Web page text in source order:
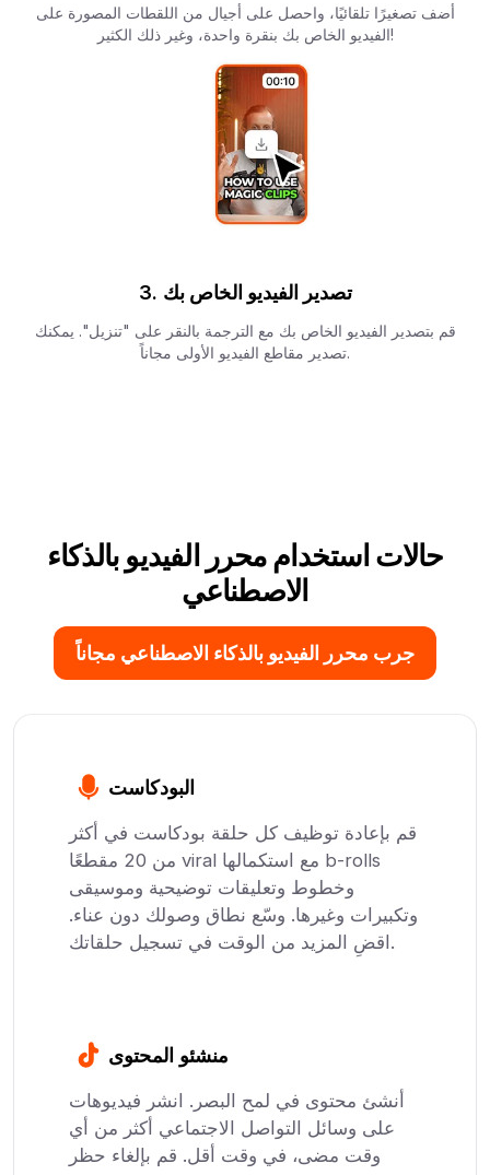
أضف تصغيرًا تلقائيًا، واحصل على أجيال من اللقطات المصورة على
الفيديو الخاص بك بنقرة واحدة، وغير ذلك الكثير!
3. تصدير الفيديو الخاص بك
قم بتصدير الفيديو الخاص بك مع الترجمة بالنقر على "تنزيل". يمكنك
تصدير مقاطع الفيديو الأولى مجاناً.
حالات استخدام محرر الفيديو بالذكاء
الاصطناعي
جرب محرر الفيديو بالذكاء الاصطناعي مجاناً
البودكاست
قم بإعادة توظيف كل حلقة بودكاست في أكثر
من 20 مقطعًا viral مع استكمالها b-rolls
وخطوط وتعليقات توضيحية وموسيقى
وتكبيرات وغيرها. وسّع نطاق وصولك دون عناء.
اقضِ المزيد من الوقت في تسجيل حلقاتك.
منشئو المحتوى
أنشئ محتوى في لمح البصر. انشر فيديوهات
على وسائل التواصل الاجتماعي أكثر من أي
وقت مضى، في وقت أقل. قم بإلغاء حظر